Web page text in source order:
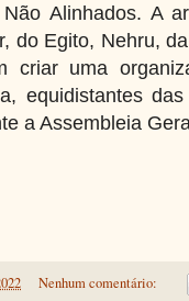
Alinhados. A
do Egito, Nehru,
criar uma
equidistantes
a Assembleia
Nenhum comentário: